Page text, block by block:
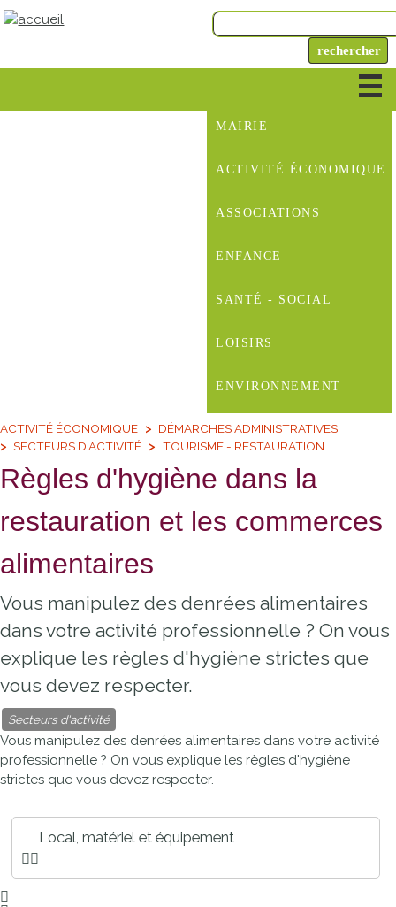
MAIRIE
ACTIVITÉ ÉCONOMIQUE
ASSOCIATIONS
ENFANCE
SANTÉ - SOCIAL
LOISIRS
ENVIRONNEMENT
ACTIVITÉ ÉCONOMIQUE
DÉMARCHES ADMINISTRATIVES
SECTEURS D'ACTIVITÉ
TOURISME - RESTAURATION
Règles d'hygiène dans la
restauration et les commerces
alimentaires
Vous manipulez des denrées alimentaires
dans votre activité professionnelle ? On vous
explique les règles d'hygiène strictes que
vous devez respecter.
Secteurs d'activité
Vous manipulez des denrées alimentaires dans votre activité
professionnelle ? On vous explique les règles d'hygiène
strictes que vous devez respecter.
Local, matériel et équipement